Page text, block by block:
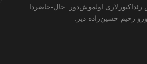
رئداکتورلاری اولموش‌دور. حال-حاضردا
رحیم حسین‌زاده ‌دیر.